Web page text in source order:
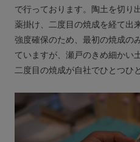
で行っております。陶土を切り
薬掛け、二度目の焼成を経て出
強度確保のため、最初の焼成の
ていますが、瀬戸のきめ細かい
二度目の焼成が自社でひとつひ